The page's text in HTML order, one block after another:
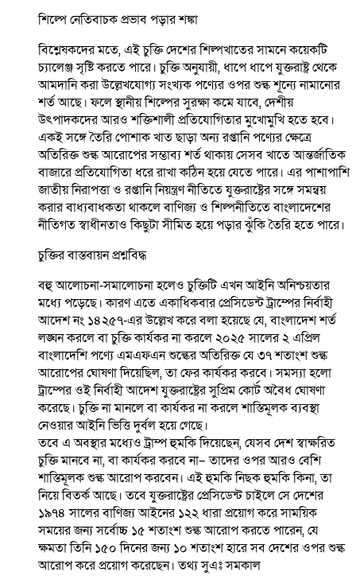
শিল্পে নেতিবাচক প্রভাব পড়ার শঙ্কা
বিশ্লেষকদের মতে, এই চুক্তি দেশের শিল্পখাতের সামনে কয়েকটি
চ্যালেঞ্জ সৃষ্টি করতে পারে। চুক্তি অনুযায়ী, ধাপে ধাপে যুক্তরাষ্ট্র থেকে
আমদানি করা উল্লেখযোগ্য সংখ্যক পণ্যের ওপর শুল্ক শূন্যে নামানোর
শর্ত আছে। ফলে স্থানীয় শিল্পের সুরক্ষা কমে যাবে, দেশীয়
উৎপাদকদের আরও শক্তিশালী প্রতিযোগিতার মুখোমুখি হতে হবে।
একই সঙ্গে তৈরি পোশাক খাত ছাড়া অন্য রপ্তানি পণ্যের ক্ষেত্রে
অতিরিক্ত শুল্ক আরোপের সম্ভাব্য শর্ত থাকায় সেসব খাতে আন্তর্জাতিক
বাজারে প্রতিযোগিতা ধরে রাখা কঠিন হয়ে যেতে পারে। এর পাশাপাশি
জাতীয় নিরাপত্তা ও রপ্তানি নিয়ন্ত্রণ নীতিতে যুক্তরাষ্ট্রের সঙ্গে সমন্বয়
করার বাধ্যবাধকতা থাকলে বাণিজ্য ও শিল্পনীতিতে বাংলাদেশের
নীতিগত স্বাধীনতাও কিছুটা সীমিত হয়ে পড়ার ঝুঁকি তৈরি হতে পারে।
চুক্তির বাস্তবায়ন প্রশ্নবিদ্ধ
বহু আলোচনা-সমালোচনা হলেও চুক্তিটি এখন আইনি অনিশ্চয়তার
মধ্যে পড়েছে। কারণ এতে একাধিকবার প্রেসিডেন্ট ট্রাম্পের নির্বাহী
আদেশ নং ১৪২৫৭-এর উল্লেখ করে বলা হয়েছে যে, বাংলাদেশ শর্ত
লঙ্ঘন করলে বা চুক্তি কার্যকর না করলে ২০২৫ সালের ২ এপ্রিল
বাংলাদেশি পণ্যে এমএফএন ‍শুল্কের অতিরিক্ত যে ৩৭ শতাংশ শুল্ক
আরোপের ঘোষণা দিয়েছিল, তা ফের কার্যকর করবে। সমস্যা হলো
ট্রাম্পের ওই নির্বাহী আদেশ যুক্তরাষ্ট্রের সুপ্রিম কোর্ট অবৈধ ঘোষণা
করেছে। চুক্তি না মানলে বা কার্যকর না করলে শাস্তিমূলক ব্যবস্থা
নেওয়ার আইনি ভিত্তি দুর্বল হয়ে গেছে।
তবে এ অবস্থার মধ্যেও ট্রাম্প হুমকি দিয়েছেন, যেসব দেশ স্বাক্ষরিত
চুক্তি মানবে না, বা কার্যকর করবে না– তাদের ওপর আরও বেশি
শাস্তিমূলক শুল্ক আরোপ করবেন। এই হুমকি নিছক হুমকি কিনা, তা
নিয়ে বিতর্ক আছে। তবে যুক্তরাষ্ট্রের প্রেসিডেন্ট চাইলে সে দেশের
১৯৭৪ সালের বাণিজ্য আইনের ১২২ ধারা প্রয়োগ করে সাময়িক
সময়ের জন্য সর্বোচ্চ ১৫ শতাংশ শুল্ক আরোপ করতে পারেন, যে
ক্ষমতা তিনি ১৫০ দিনের জন্য ১০ শতাংশ হারে সব দেশের ওপর শুল্ক
আরোপ করে প্রয়োগ করেছেন। তথ্য সুএঃ সমকাল